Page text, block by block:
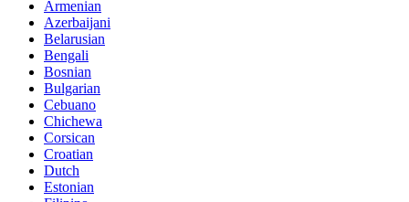
Armenian
Azerbaijani
Belarusian
Bengali
Bosnian
Bulgarian
Cebuano
Chichewa
Corsican
Croatian
Dutch
Estonian